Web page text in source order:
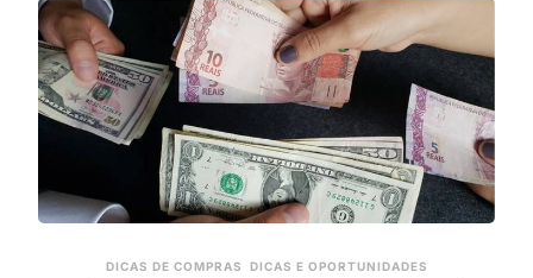
DICAS DE COMPRAS DICAS E OPORTUNIDADES